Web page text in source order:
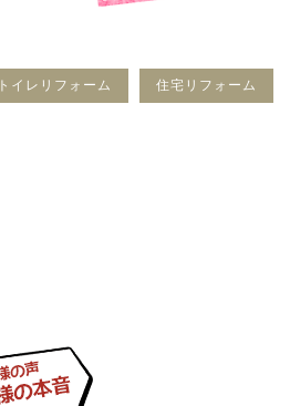
住宅リフォーム
トイレリフォーム